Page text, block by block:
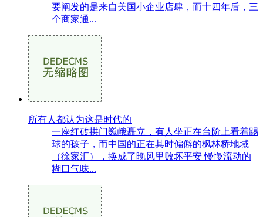
要阐发的是来自美国小企业店肆，而十四年后，三
个商家通...
所有人都认为这是时代的
一座红砖拱门巍峨矗立，有人坐正在台阶上看着踢
球的孩子，而中国的正在其时偏僻的枫林桥地域
（徐家汇），换成了晚风里败坏平安 慢慢流动的
糊口气味...